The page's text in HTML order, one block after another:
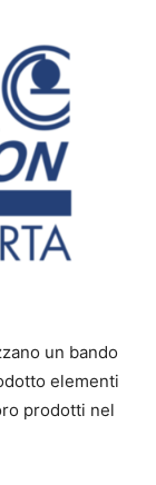
un bando
elementi
prodotti nel